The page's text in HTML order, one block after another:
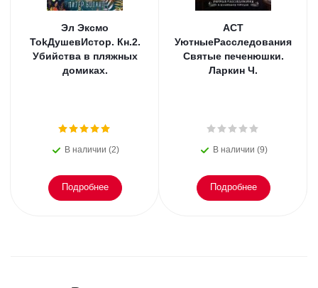
Эл Эксмо
TokДушевИстор. Кн.2.
Убийства в пляжных
домиках.
В наличии (2)
Подробнее
АСТ
УютныеРасследования
Святые печенюшки.
Ларкин Ч.
В наличии (9)
Подробнее